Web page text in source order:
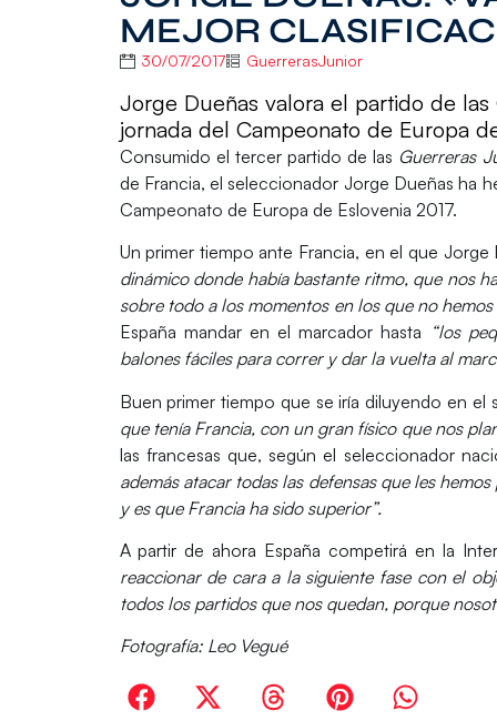
MEJOR
30/07/2017 GuerrerasJunior
Jorge Dueñas valora el partido de
jornada del Campeonato de Europa
Consumido el tercer partido de las Guerreras
de Francia, el seleccionador Jorge Dueñas ha
Campeonato de Europa de Eslovenia 2017.
Un primer tiempo ante Francia, en el que Jorge
dinámico donde había bastante ritmo, que nos
sobre todo a los momentos en los que no
España mandar en el marcador hasta “los
balones fáciles para correr y dar la vuelta al
Buen primer tiempo que se iría diluyendo en el
que tenía Francia, con un gran físico que nos
las francesas que, según el seleccionador
además atacar todas las defensas que les
y es que Francia ha sido superior”.
A partir de ahora España competirá en la
reaccionar de cara a la siguiente fase con el
todos los partidos que nos quedan, porque
Fotografía: Leo Vegué